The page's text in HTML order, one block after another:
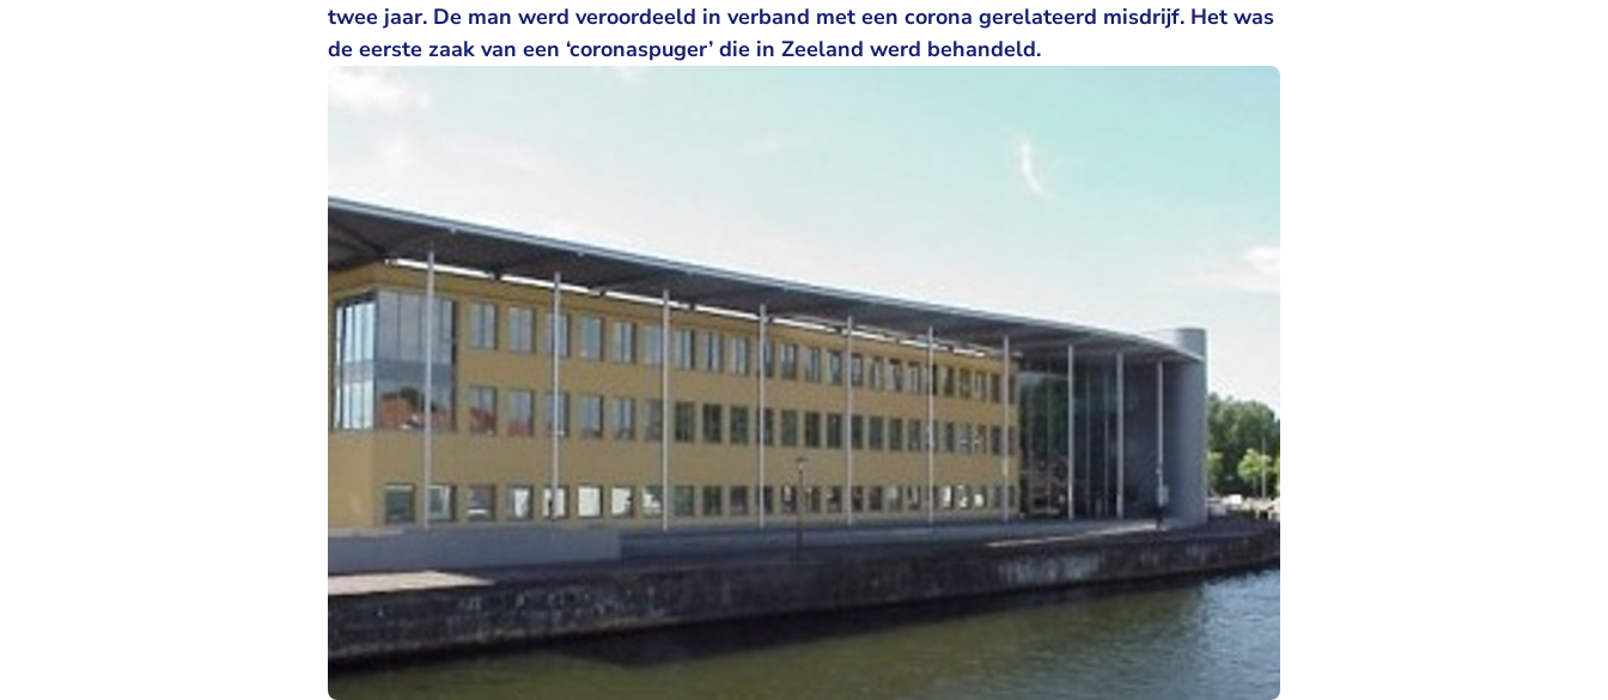
twee jaar. De man werd veroordeeld in verband met een corona gerelateerd misdrijf. Het was
de eerste zaak van een ‘coronaspuger’ die in Zeeland werd behandeld.